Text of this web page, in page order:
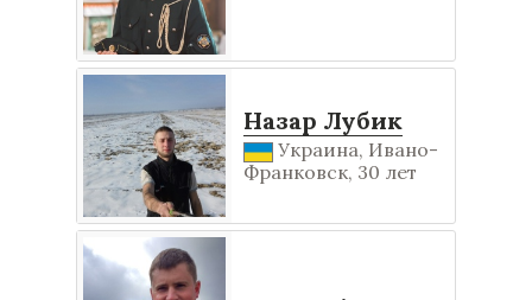
Назар Лубик
Украина, Ивано-
Франковск, 30 лет